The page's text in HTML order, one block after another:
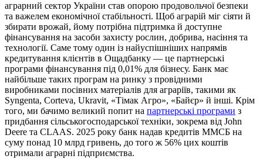
аграрний сектор України став опорою продовольчої безпеки
та важелем економічної стабільності. Щоб аграрій міг сіяти й
збирати врожай, йому потрібна підтримка й доступне
фінансування на засоби захисту рослин, добрива, насіння та
технології. Саме тому один із найуспішніших напрямів
кредитування клієнтів в Ощадбанку — це партнерські
програми фінансування під 0,01% для бізнесу. Банк має
найбільше таких програм на ринку з провідними
виробниками посівних матеріалів для аграріїв, такими як
Syngenta, Corteva, Ukravit, «Тімак Агро», «Байєр» й інші. Крім
того, ми бачимо великий попит на партнерські програми з
придбання сільськогосподарської техніки, зокрема від John
Deere та CLAAS. 2025 року банк надав кредитів ММСБ на
суму понад 10 млрд гривень, до того ж 56% цих коштів
отримали аграрні підприємства.